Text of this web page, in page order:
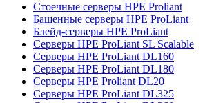
Стоечные серверы HPE Proliant
Башенные серверы HPE ProLiant
Блейд-серверы HPE ProLiant
Серверы HPE ProLiant SL Scalable
Серверы HPE ProLiant DL160
Серверы HPE ProLiant DL180
Серверы HPE Proliant DL20
Серверы HPE ProLiant DL325